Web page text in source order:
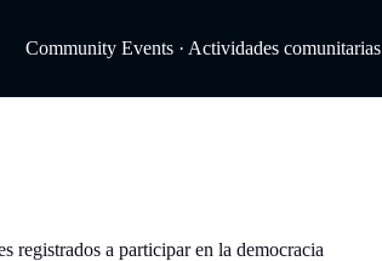
Community Events · Actividades comunitarias
registrados a participar en la democracia